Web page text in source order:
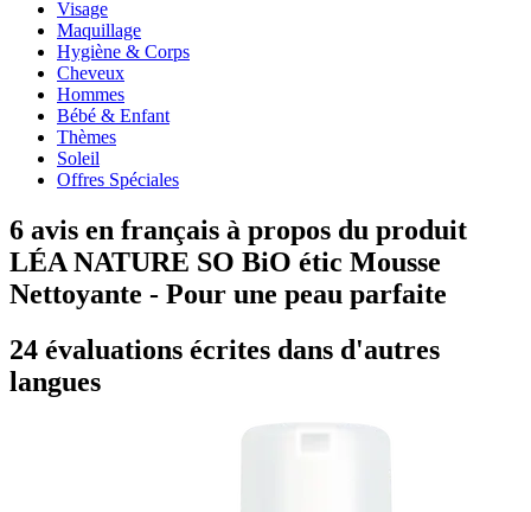
Visage
Maquillage
Hygiène & Corps
Cheveux
Hommes
Bébé & Enfant
Thèmes
Soleil
Offres Spéciales
6 avis en français à propos du produit
LÉA NATURE SO BiO étic Mousse
Nettoyante - Pour une peau parfaite
24 évaluations écrites dans d'autres
langues